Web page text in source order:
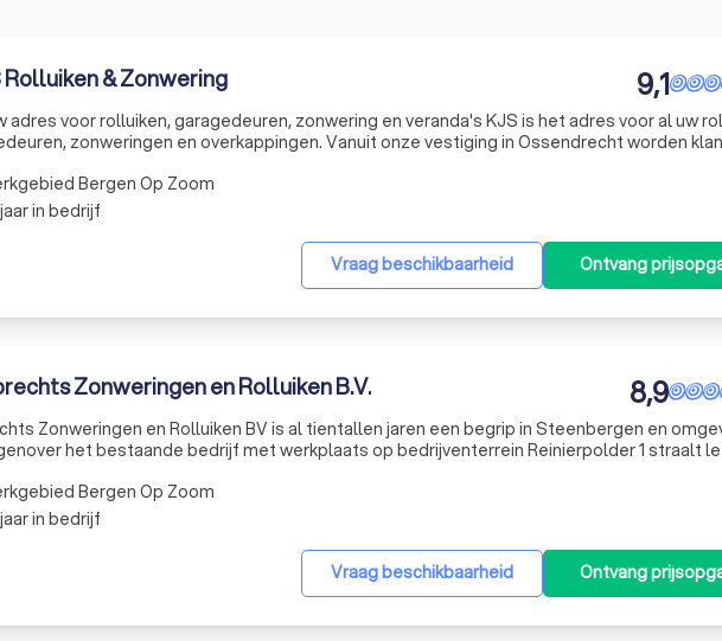
Rolluiken & Zonwering 9,1
adres voor rolluiken, garagedeuren, zonwering en veranda's KJS is het adres voor al uw
zonweringen en overkappingen. Vanuit onze vestiging in Ossendrecht worden
Vraag beschikbaarheid Ontvang
Bergen Op Zoom
in bedrijf
Zonweringen en Rolluiken B.V. 8,9
Zonweringen en Rolluiken BV is al tientallen jaren een begrip in Steenbergen en
het bestaande bedrijf met werkplaats op bedrijventerrein Reinierpolder 1 straalt
Vraag beschikbaarheid Ontvang
Bergen Op Zoom
in bedrijf